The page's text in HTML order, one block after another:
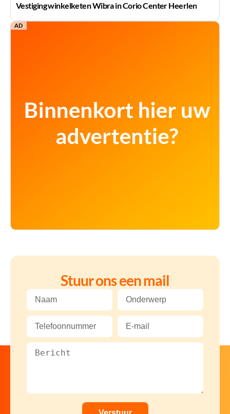
Vestiging winkelketen Wibra in Corio Center Heerlen
AD
Stuur ons een mail